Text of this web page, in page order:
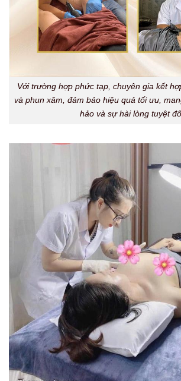
Với trường hợp phức tạp, chuyên gia kết
và phun xăm, đảm bảo hiệu quả tối ưu,
hảo và sự hài lòng tuyệt